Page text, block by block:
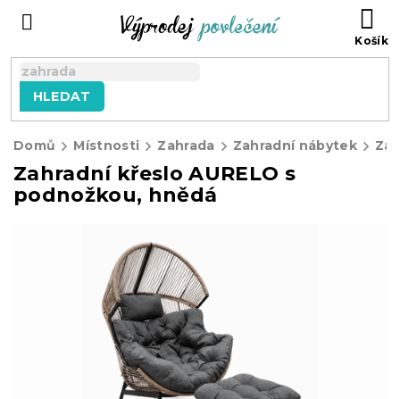
HLEDAT
Domů Místnosti Zahrada Zahradní nábytek
Zahradní křeslo AURELO s
podnožkou, hnědá